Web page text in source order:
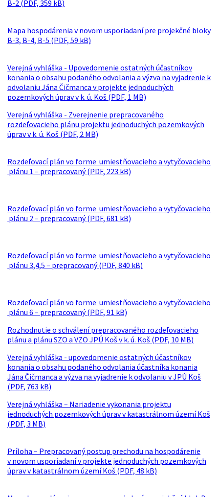
B-2 (PDF, 359 kB)
Mapa hospodárenia v novom usporiadaní pre projekčné bloky
B-3, B-4, B-5 (PDF, 59 kB)
Verejná vyhláška - Upovedomenie ostatných účastníkov
konania o obsahu podaného odvolania a výzva na vyjadrenie k
odvolaniu Jána Čičmanca v projekte jednoduchých
pozemkových úprav v k. ú. Koš (PDF, 1 MB)
Verejná vyhláška - Zverejnenie prepracovaného
rozdeľovacieho plánu projektu jednoduchých pozemkových
úprav v k. ú. Koš (PDF, 2 MB)
Rozdeľovací plán vo forme umiestňovacieho a vytyčovacieho
plánu 1 – prepracovaný (PDF, 223 kB)
Rozdeľovací plán vo forme umiestňovacieho a vytyčovacieho
plánu 2 – prepracovaný (PDF, 681 kB)
Rozdeľovací plán vo forme umiestňovacieho a vytyčovacieho
plánu 3,4,5 – prepracovaný (PDF, 840 kB)
Rozdeľovací plán vo forme umiestňovacieho a vytyčovacieho
plánu 6 – prepracovaný (PDF, 91 kB)
Rozhodnutie o schválení prepracovaného rozdeľovacieho
plánu a plánu SZO a VZO JPÚ Koš v k. ú. Koš (PDF, 10 MB)
Verejná vyhláška - upovedomenie ostatných účastníkov
konania o obsahu podaného odvolania účastníka konania
Jána Čičmanca a výzva na vyjadrenie k odvolaniu v JPÚ Koš
(PDF, 763 kB)
Verejná vyhláška – Nariadenie vykonania projektu
jednoduchých pozemkových úprav v katastrálnom území Koš
(PDF, 3 MB)
Príloha – Prepracovaný postup prechodu na hospodárenie
v novom usporiadaní v projekte jednoduchých pozemkových
úprav v katastrálnom území Koš (PDF, 48 kB)